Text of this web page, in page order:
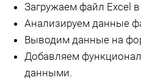
Загружаем файл Excel
Анализируем данные
Выводим данные на
Добавляем
данными.